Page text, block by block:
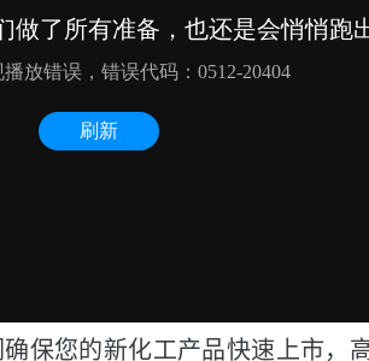
保您的新化工产品快速上市，